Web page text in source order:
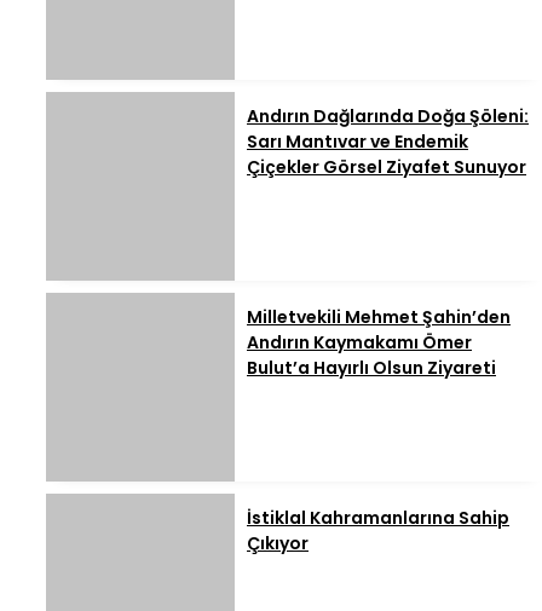
Andırın Dağlarında Doğa Şöleni:
Sarı Mantıvar ve Endemik
Çiçekler Görsel Ziyafet Sunuyor
Milletvekili Mehmet Şahin’den
Andırın Kaymakamı Ömer
Bulut’a Hayırlı Olsun Ziyareti
İstiklal Kahramanlarına Sahip
Çıkıyor